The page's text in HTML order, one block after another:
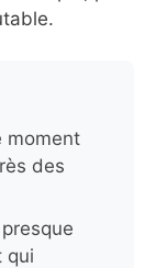
moment
des
qui